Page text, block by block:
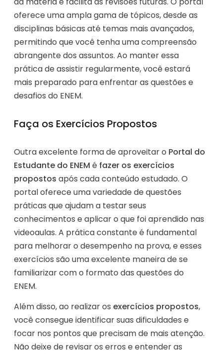
oferece uma ampla gama de tópicos, desde as
disciplinas básicas até temas mais avançados,
permitindo que você tenha uma compreensão
abrangente dos assuntos. Ao manter essa
prática de assistir regularmente, você estará
mais preparado para enfrentar as questões e
desafios do ENEM.
Faça os Exercícios Propostos
Outra excelente forma de aproveitar o Portal do
Estudante do ENEM é fazer os exercícios
propostos após cada conteúdo estudado. O
portal oferece uma variedade de questões
práticas que ajudam a testar seus
conhecimentos e aplicar o que foi aprendido nas
videoaulas. A prática constante é fundamental
para melhorar o desempenho na prova, e esses
exercícios são uma excelente maneira de se
familiarizar com o formato das questões do
ENEM.
Além disso, ao realizar os exercícios propostos,
você consegue identificar suas dificuldades e
focar nos pontos que precisam de mais atenção.
Não deixe de revisar os erros e entender as